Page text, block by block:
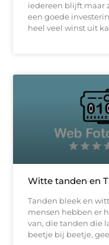
iedereen blijft maar
een goede
heel veel winst uit
Witte tanden en
Tanden bleek en
mensen hebben er
van, die tanden die
beetje bij beetje,